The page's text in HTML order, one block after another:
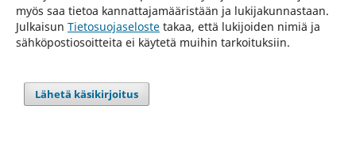
myös saa tietoa kannattajamääristään ja lukijakunnastaan.
Julkaisun Tietosuojaselostetakaa, että lukijoiden nimiä ja
sähköpostiosoitteita ei käytetä muihin tarkoituksiin.
Lähetä käsikirjoitus